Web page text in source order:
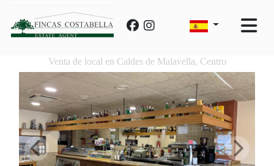
Venta de local en Caldes de Malavella, Centro